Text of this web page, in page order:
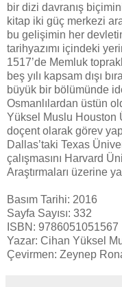
bir dizi davranış
kitap iki güç merkezi
bu gelişimin her
tarihyazımı içindeki
1517’de Memluk
beş yılı kapsam dışı
büyük bir bölümünde
Osmanlılardan üstün
Yüksel Muslu Houston
doçent olarak görev
Dallas’taki Texas
çalışmasını Harvard
Araştırmaları üzerine
Basım Tarihi: 2016
Sayfa Sayısı: 332
ISBN: 9786051051567
Yazar: Cihan Yüksel
Çevirmen: Zeynep